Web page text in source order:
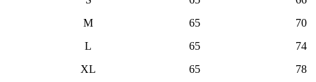
M
65
70
L
65
74
XL
65
78